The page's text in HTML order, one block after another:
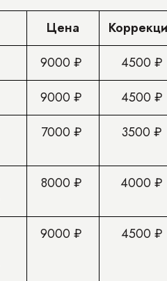
Цена
9000 ₽
4500 ₽
9000 ₽
4500 ₽
7000 ₽ 3500 ₽
8000 ₽ 4000 ₽
9000 ₽ 4500 ₽